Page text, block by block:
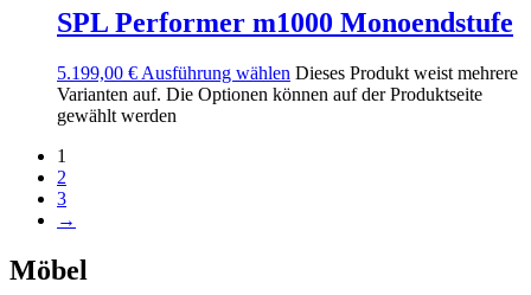
SPL Performer m1000 Monoendstufe
5.199,00 € Ausführung wählen Dieses Produkt weist mehrere
Varianten auf. Die Optionen können auf der Produktseite
gewählt werden
1
2
3
→
Möbel